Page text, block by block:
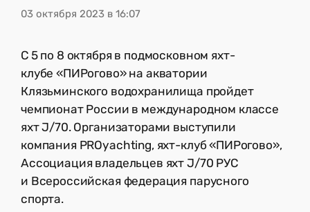
03 октября 2023 в 16:07
С 5 по 8 октября в подмосковном яхт-
клубе «ПИРогово» на акватории
Клязьминского водохранилища пройдет
чемпионат России в международном классе
яхт J/70. Организаторами выступили
компания PROyachting, яхт-клуб «ПИРогово»,
Ассоциация владельцев яхт J/70 РУС
и Всероссийская федерация парусного
спорта.